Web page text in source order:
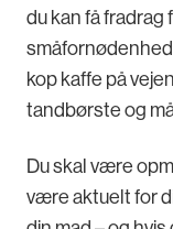
du kan få fradrag
kop kaffe på
tandbørste og
Du skal være
være aktuelt for